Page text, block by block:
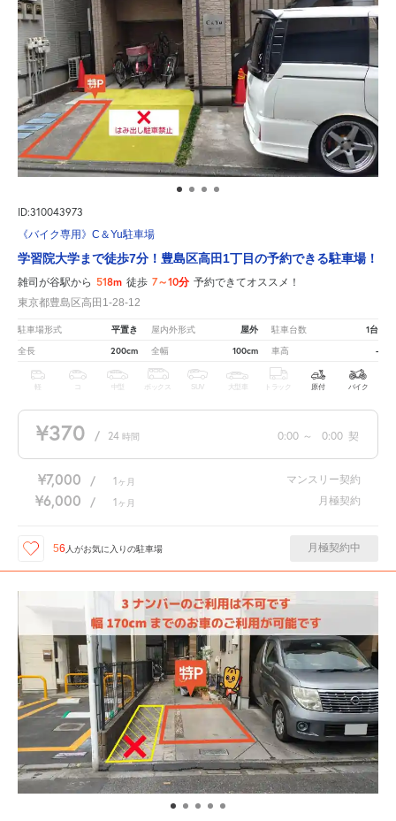
ID:310043973
《バイク専用》C＆Yu駐車場
学習院大学まで徒歩7分！豊島区高田1丁目の予約できる駐車場！
雑司が谷駅から 518m 徒歩 7～10分 予約できてオススメ！
東京都豊島区高田1-28-12
駐車場形式 平置き 屋内外形式 屋外 駐車台数 1台
全長 200cm 全幅 100cm 車高 -
軽 中型 ボックス SUV 大型車 トラック 原付 バイク
¥370 / 24 時間 0:00 ～ 0:00 契
¥7,000 / 1 ヶ月 マンスリー契約
¥6,000 / 1 ヶ月 月極契約
56 人がお気に入りの駐車場 月極契約中